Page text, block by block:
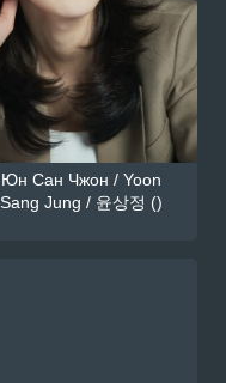
Юн Сан Чжон / Yoon
Sang Jung / 윤상정 ()